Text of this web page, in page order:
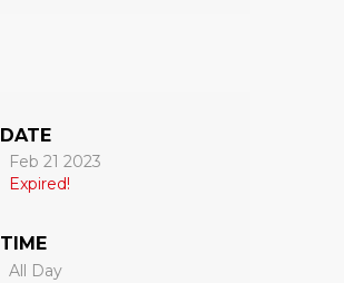
DATE
Feb 21 2023
Expired!
TIME
All Day